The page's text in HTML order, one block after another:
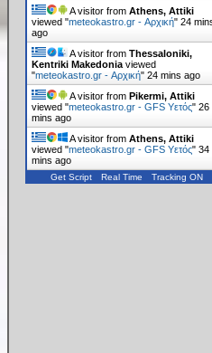
A visitor fromAthens, Attiki
viewed "meteokastro.gr - Αρχική"24
ago
A visitor fromThessaloniki,
Kentriki Makedonia viewed
"meteokastro.gr - Αρχική"24 mins ago
A visitor fromPikermi, Attiki
viewed "meteokastro.gr - GFS Υετός"27
mins ago
A visitor fromAthens, Attiki
viewed "meteokastro.gr - GFS Υετός"34
mins ago
Get Script Real Time Tracking ON